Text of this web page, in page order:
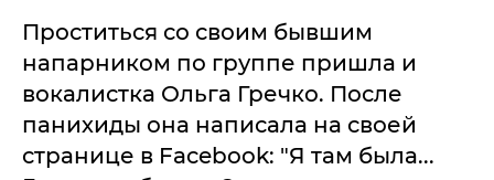
Проститься со своим бывшим
напарником по группе пришла и
вокалистка Ольга Гречко. После
панихиды она написала на своей
странице в Facebook: "Я там была...